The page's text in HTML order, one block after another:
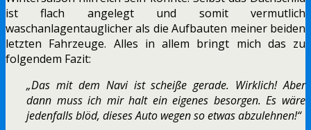
ist flach angelegt und somit vermutlich
waschanlagentauglicher als die Aufbauten meiner beiden
letzten Fahrzeuge. Alles in allem bringt mich das zu
folgendem Fazit:
„Das mit dem Navi ist scheiße gerade. Wirklich! Aber
dann muss ich mir halt ein eigenes besorgen. Es wäre
jedenfalls blöd, dieses Auto wegen so etwas abzulehnen!“